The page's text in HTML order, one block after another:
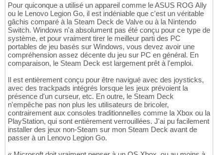
Pour quiconque a utilisé un appareil comme le ASUS ROG Ally
ou le Lenovo Legion Go, il est indéniable que c'est un véritable
gâchis comparé à la Steam Deck de Valve ou à la Nintendo
Switch. Windows n'a absolument pas été conçu pour ce type de
système, et pour vraiment tirer le meilleur parti des PC
portables de jeu basés sur Windows, vous devez avoir une
compréhension assez décente du jeu sur PC en général. En
comparaison, le Steam Deck est largement prêt à l'emploi.
Il est entièrement conçu pour être navigué avec des joysticks,
avec des trackpads intégrés lorsque les jeux prévoient la
présence d'un curseur, etc. En outre, le Steam Deck
n'empêche pas non plus les utilisateurs de bricoler,
contrairement aux consoles traditionnelles comme la Xbox ou la
PlayStation, qui sont entièrement verrouillées. J'ai pu facilement
installer des jeux non-Steam sur mon Steam Deck avant de
passer à un Lenovo Legion Go.